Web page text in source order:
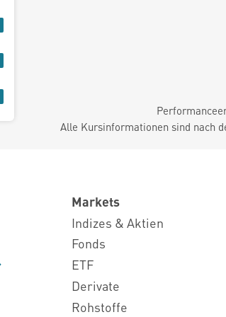
Alle Kursinformationen sind nach
Markets
Indizes & Aktien
Fonds
ETF
Derivate
Rohstoffe